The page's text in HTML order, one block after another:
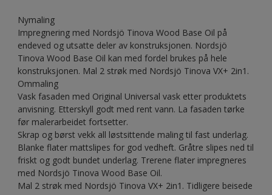
Nymaling
Impregnering med Nordsjö Tinova Wood Base Oil på
endeved og utsatte deler av konstruksjonen. Nordsjö
Tinova Wood Base Oil kan med fordel brukes på hele
konstruksjonen. Mal 2 strøk med Nordsjö Tinova VX+ 2in1.
Ommaling
Vask fasaden med Original Universal vask etter produktets
anvisning. Etterskyll godt med rent vann. La fasaden tørke
før malerarbeidet fortsetter.
Skrap og børst vekk all løstsittende maling til fast underlag.
Blanke flater mattslipes for god vedheft. Gråtre slipes ned til
friskt og godt bundet underlag. Trerene flater impregneres
med Nordsjö Tinova Wood Base Oil.
Mal 2 strøk med Nordsjö Tinova VX+ 2in1. Tidligere beisede